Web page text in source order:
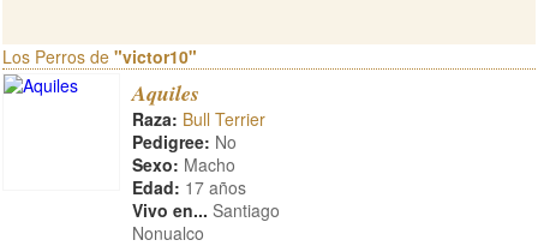
Los Perros de "victor10"
Aquiles
Raza: Bull Terrier
Pedigree: No
Sexo: Macho
Edad: 17 años
Vivo en... Santiago
Nonualco